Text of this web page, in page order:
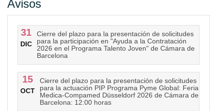
Avisos
31
DIC
Cierre del plazo para la presentación de solicitudes
para la participación en "Ayuda a la Contratación
2026 en el Programa Talento Joven" de Cámara de
Barcelona
15
OCT
Cierre del plazo para la presentación de solicitudes
para la actuación PIP Programa Pyme Global: Feria
Medica-Compamed Düsseldorf 2026 de Cámara de
Barcelona: 12:00 horas